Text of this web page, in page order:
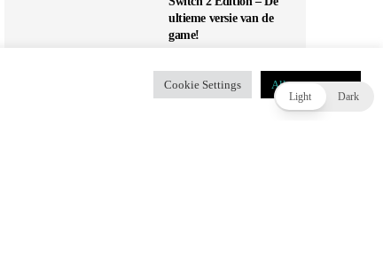
ultieme versie van de
game!
Cookie Settings Alles accepteren
Light Dark